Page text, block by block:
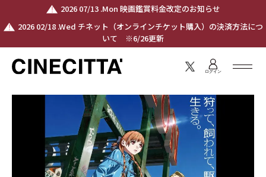
2026 07/13 .Mon 映画鑑賞料金改定のお知らせ
2026 02/18 .Wed チネット（オンラインチケット購入）の決済方法につ
いて ※6/26更新
ログイン